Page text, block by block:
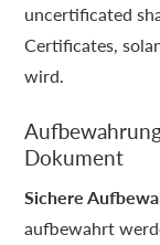
uncertificated
Certificates,
wird.
Dokument
Sichere
aufbewahrt